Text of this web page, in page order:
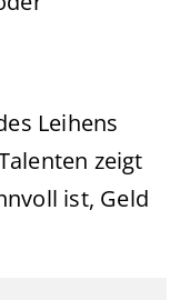
Leihens
zeigt
ist, Geld